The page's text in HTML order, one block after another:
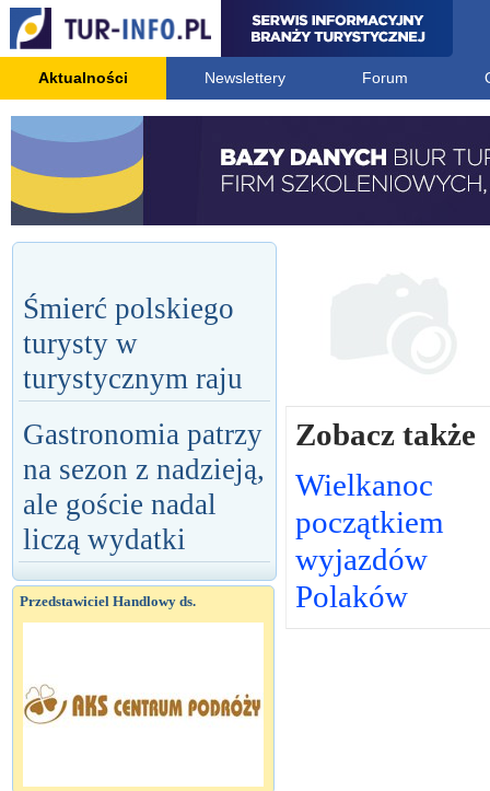
Aktualności Newslettery Forum
Śmierć polskiego
turysty w
turystycznym raju
Gastronomia patrzy
na sezon z nadzieją,
ale goście nadal
liczą wydatki
Przedstawiciel Handlowy ds.
Zobacz także
Wielkanoc
początkiem
wyjazdów
Polaków